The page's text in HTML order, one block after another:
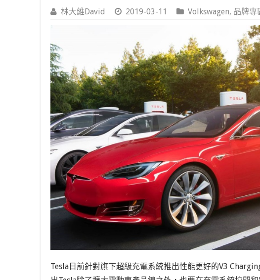
林大維David 2019-03-11 Volkswagen, 品牌專
Tesla日前針對旗下超級充電系統推出性能更好的V3